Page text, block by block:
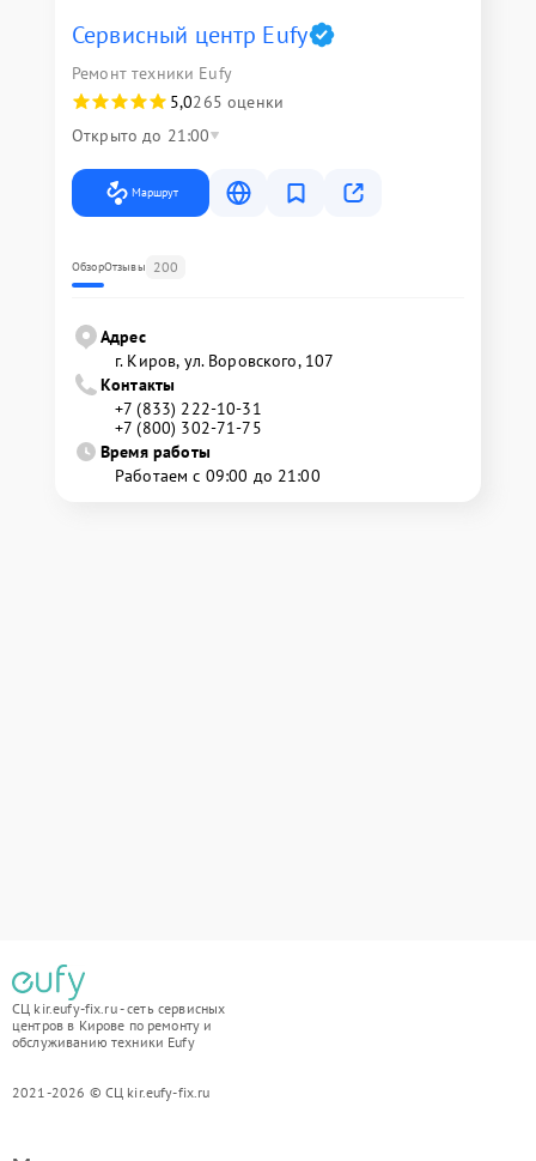
Сервисный центр Eufy
Ремонт техники Eufy
5,0265 оценки
Открыто до 21:00
Маршрут
ОбзорОтзывы 200
Адрес
г. Киров, ул. Воровского, 107
Контакты
+7 (833) 222-10-31
+7 (800) 302-71-75
Время работы
Работаем с 09:00 до 21:00
СЦ kir.eufy-fix.ru - сеть сервисных
центров в Кирове по ремонту и
обслуживанию техники Eufy
2021-2026 © СЦ kir.eufy-fix.ru